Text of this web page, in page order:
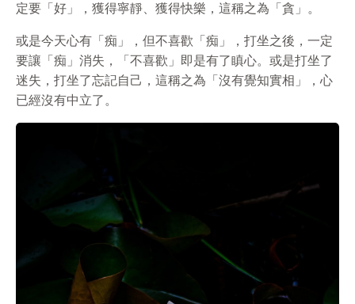
定要「好」，獲得寧靜、獲得快樂，這稱之為「貪」。
或是今天心有「痴」，但不喜歡「痴」，打坐之後，一定
要讓「痴」消失，「不喜歡」即是有了瞋心。或是打坐了
迷失，打坐了忘記自己，這稱之為「沒有覺知實相」，心
已經沒有中立了。